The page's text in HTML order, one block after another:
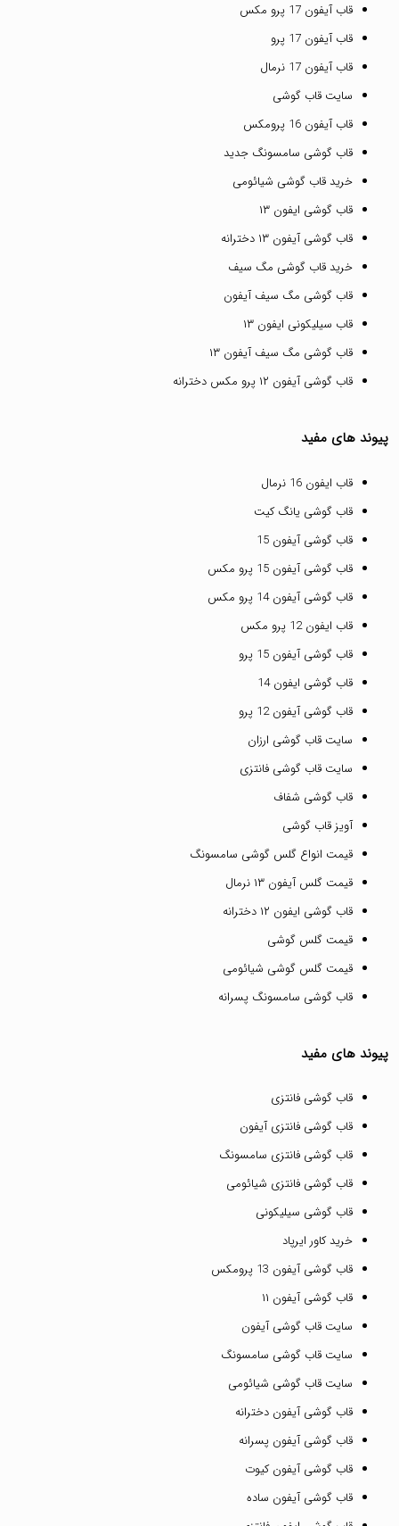
قاب آیفون 17 پرو مکس
قاب آیفون 17 پرو
قاب آیفون 17 نرمال
سایت قاب گوشی
قاب آیفون 16 پرومکس
قاب گوشی سامسونگ جدید
خرید قاب گوشی شیائومی
قاب گوشی ایفون ۱۳
قاب گوشی آیفون ۱۳ دخترانه
خرید قاب گوشی مگ سیف
قاب گوشی مگ سیف آیفون
قاب سیلیکونی ایفون ۱۳
قاب گوشی مگ سیف آیفون ۱۳
قاب گوشی آیفون ۱۲ پرو مکس دخترانه
پیوند های مفید
قاب ایفون 16 نرمال
قاب گوشی یانگ کیت
قاب گوشی آیفون 15
قاب گوشی آیفون 15 پرو مکس
قاب گوشی آیفون 14 پرو مکس
قاب ایفون 12 پرو مکس
قاب گوشی آیفون 15 پرو
قاب گوشی ایفون 14
قاب گوشی آیفون 12 پرو
سایت قاب گوشی ارزان
سایت قاب گوشی فانتزی
قاب گوشی شفاف
آویز قاب گوشی
قیمت انواع گلس گوشی سامسونگ
قیمت گلس آیفون ۱۳ نرمال
قاب گوشی ایفون ۱۲ دخترانه
قیمت گلس گوشی
قیمت گلس گوشی شیائومی
قاب گوشی سامسونگ پسرانه
پیوند های مفید
قاب گوشی فانتزی
قاب گوشی فانتزی آیفون
قاب گوشی فانتزی سامسونگ
قاب گوشی فانتزی شیائومی
قاب گوشی سیلیکونی
خرید کاور ایرپاد
قاب گوشی آیفون 13 پرومکس
قاب گوشی آیفون ۱۱
سایت قاب گوشی آیفون
سایت قاب گوشی سامسونگ
سایت قاب گوشی شیائومی
قاب گوشی آیفون دخترانه
قاب گوشی آیفون پسرانه
قاب گوشی آیفون کیوت
قاب گوشی آیفون ساده